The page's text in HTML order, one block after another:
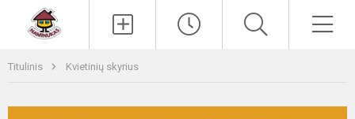
Titulinis Kvietinių skyrius